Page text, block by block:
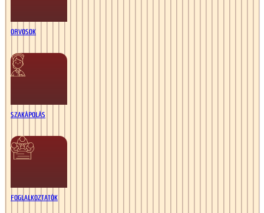
ORVOSOK
SZAKÁPOLÁS
FOGLALKOZTATÓK